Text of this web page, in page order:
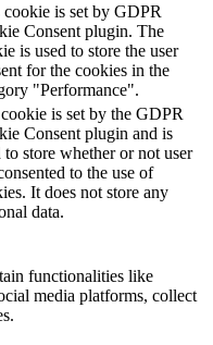
is set by GDPR
Consent plugin. The
is used to store the user
for the cookies in the
"Performance".
is set by the GDPR
Consent plugin and is
to store whether or not user
to the use of
It does not store any
data.
functionalities like
media platforms, collect